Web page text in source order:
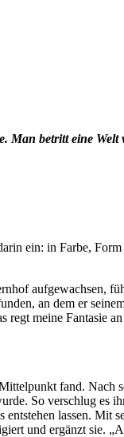
Man betritt eine
ein: in Farbe,
aufgewachsen,
an dem er
meine Fantasie
fand.
So verschlug es
lassen. Mit
und ergänzt sie.